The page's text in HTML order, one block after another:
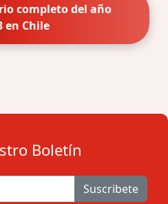
completo del año
en Chile
Boletín
Suscribete